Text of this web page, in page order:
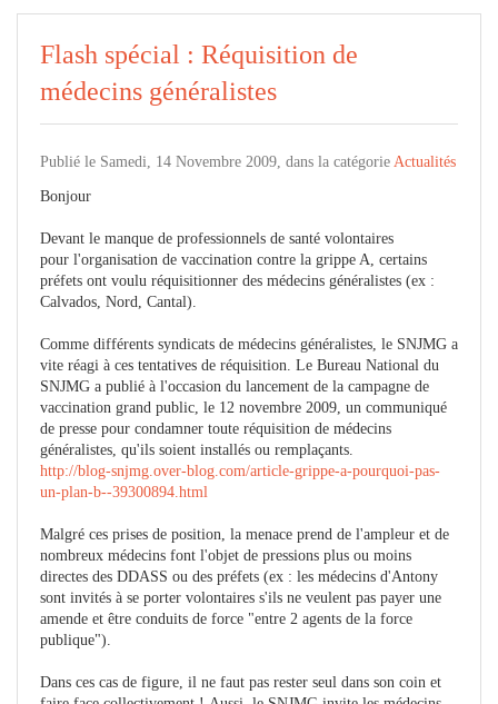
Flash spécial : Réquisition de
médecins généralistes
Publié le Samedi, 14 Novembre 2009, dans la catégorie Actualités
Bonjour
Devant le manque de professionnels de santé volontaires
pour l'organisation de vaccination contre la grippe A, certains
préfets ont voulu réquisitionner des médecins généralistes (ex :
Calvados, Nord, Cantal).
Comme différents syndicats de médecins généralistes, le SNJMG a
vite réagi à ces tentatives de réquisition. Le Bureau National du
SNJMG a publié à l'occasion du lancement de la campagne de
vaccination grand public, le 12 novembre 2009, un communiqué
de presse pour condamner toute réquisition de médecins
généralistes, qu'ils soient installés ou remplaçants.
http://blog-snjmg.over-blog.com/article-grippe-a-pourquoi-pas-
un-plan-b--39300894.html
Malgré ces prises de position, la menace prend de l'ampleur et de
nombreux médecins font l'objet de pressions plus ou moins
directes des DDASS ou des préfets (ex : les médecins d'Antony
sont invités à se porter volontaires s'ils ne veulent pas payer une
amende et être conduits de force "entre 2 agents de la force
publique").
Dans ces cas de figure, il ne faut pas rester seul dans son coin et